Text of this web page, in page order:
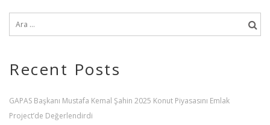
Recent Posts
GAPAS Başkanı Mustafa Kemal Şahin 2025 Konut Piyasasını Emlak
Project’de Değerlendirdi